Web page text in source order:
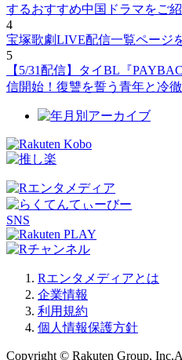
するおすすめ中国ドラマをご紹
4
宝塚歌劇LIVE配信一覧ページ
5
【5/31配信】タイBL『
信開始！復讐を誓う青年と冷
SNS
Rエンタメディアとは
企業情報
利用規約
個人情報保護方針
Copyright © Rakuten Group,